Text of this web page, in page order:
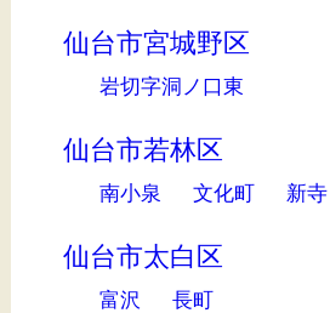
仙台市宮城野区
岩切字洞ノ口東
仙台市若林区
南小泉 文化町 新寺
仙台市太白区
富沢 長町